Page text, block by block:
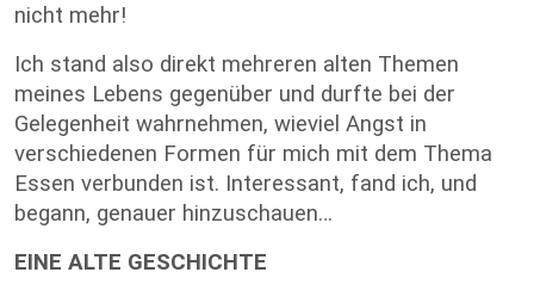
nicht mehr!
Ich stand also direkt mehreren alten Themen
meines Lebens gegenüber und durfte bei der
Gelegenheit wahrnehmen, wieviel Angst in
verschiedenen Formen für mich mit dem Thema
Essen verbunden ist. Interessant, fand ich, und
begann, genauer hinzuschauen…
EINE ALTE GESCHICHTE